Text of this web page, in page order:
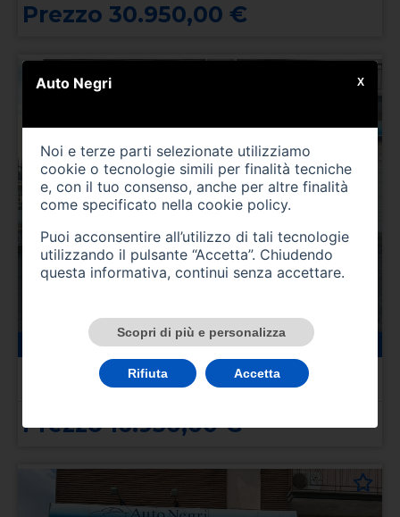
Prezzo 30.950,00 €
22000 km benzina 04/2025
CITROEN C3 3ª serie
C3 PureTech 110 S&S EAT6 Max
Prezzo 16.950,00 €
Auto Negri
Noi e terze parti selezionate utilizziamo
cookie o tecnologie simili per finalità tecniche
e, con il tuo consenso, anche per altre finalità
come specificato nella cookie policy.
Puoi acconsentire all’utilizzo di tali tecnologie
utilizzando il pulsante “Accetta”. Chiudendo
questa informativa, continui senza accettare.
Scopri di più e personalizza
Rifiuta Accetta
X